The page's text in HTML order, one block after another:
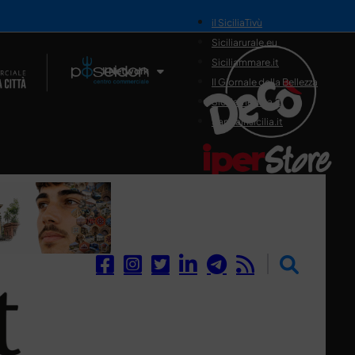
Il Network
il SiciliaTivù
Siciliarurale.eu
Siciliammare.it
Il Giornale della Bellezza
Siciliamedica.it
Sanitainsicilia.it